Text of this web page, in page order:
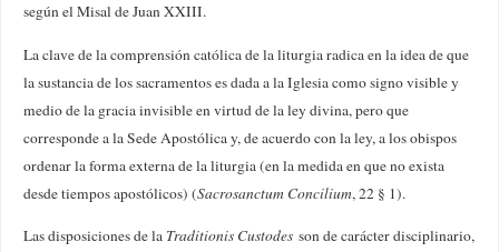
según el Misal de Juan XXIII.
La clave de la comprensión católica de la liturgia radica en la idea de que
la sustancia de los sacramentos es dada a la Iglesia como signo visible y
medio de la gracia invisible en virtud de la ley divina, pero que
corresponde a la Sede Apostólica y, de acuerdo con la ley, a los obispos
ordenar la forma externa de la liturgia (en la medida en que no exista
desde tiempos apostólicos) (Sacrosanctum Concilium, 22 § 1).
Las disposiciones de la Traditionis Custodes son de carácter disciplinario,